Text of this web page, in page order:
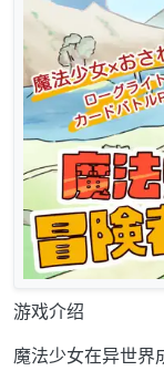
游戏介绍
魔法少女在异世界